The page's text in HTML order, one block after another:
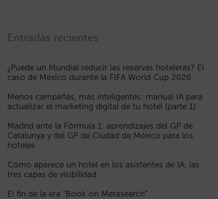
Entradas recientes
¿Puede un Mundial reducir las reservas hoteleras? El
caso de México durante la FIFA World Cup 2026
Menos campañas, más inteligentes: manual IA para
actualizar el marketing digital de tu hotel (parte 1)
Madrid ante la Fórmula 1: aprendizajes del GP de
Catalunya y del GP de Ciudad de México para los
hoteles
Cómo aparece un hotel en los asistentes de IA: las
tres capas de visibilidad
El fin de la era “Book on Metasearch”